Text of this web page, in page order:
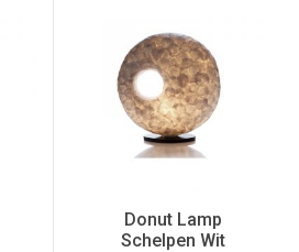
Donut Lamp
Schelpen Wit